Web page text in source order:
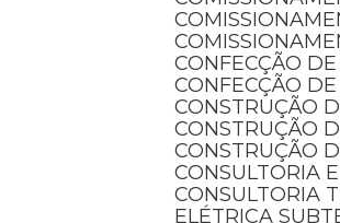
CONFECÇÃO
CONFECÇÃO
CONSTRUÇÃO
CONSTRUÇÃO
CONSTRUÇÃO
CONSULTORIA
CONSULTORIA
ELÉTRICA